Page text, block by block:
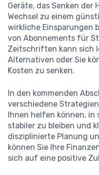
Geräte, das Senken der
Wechsel zu einem
wirkliche Einsparungen
von Abonnements für
Zeitschriften kann sich
Alternativen oder Sie
Kosten zu senken.
In den kommenden
verschiedene
Ihnen helfen können, in
stabiler zu bleiben und
disziplinierte Planung
können Sie Ihre
sich auf eine positive